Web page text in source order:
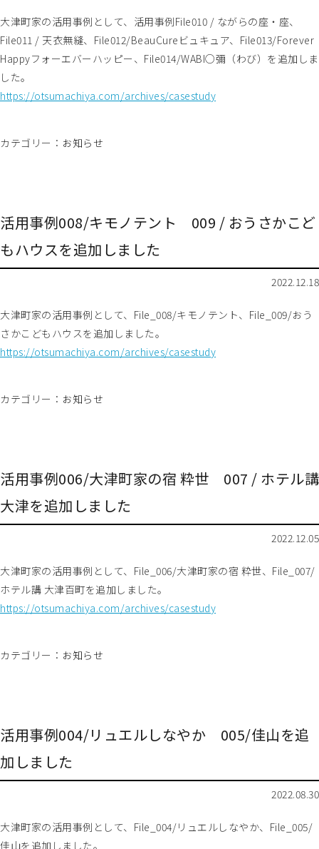
大津町家の活用事例として、活用事例File010 / ながらの座・座、
File011 / 天衣無縫、File012/BeauCureビュキュア、File013/Forever
Happyフォーエバーハッピー、File014/WABI○彌（わび）を追加しま
した。
https://otsumachiya.com/archives/casestudy
カテゴリー： お知らせ
活用事例008/キモノテント 009 / おうさかこど
もハウスを追加しました
2022.12.18
大津町家の活用事例として、File_008/キモノテント、File_009/おう
さかこどもハウスを追加しました。
https://otsumachiya.com/archives/casestudy
カテゴリー： お知らせ
活用事例006/大津町家の宿 粋世 007 / ホテル講
大津を追加しました
2022.12.05
大津町家の活用事例として、File_006/大津町家の宿 粋世、File_007/
ホテル講 大津百町を追加しました。
https://otsumachiya.com/archives/casestudy
カテゴリー： お知らせ
活用事例004/リュエルしなやか 005/佳山を追
加しました
2022.08.30
大津町家の活用事例として、File_004/リュエルしなやか、File_005/
佳山を追加しました。